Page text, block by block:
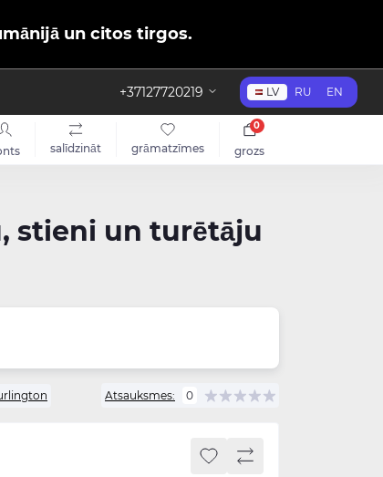
un citos tirgos.
+37127720219 LV RU EN
salīdzināt grāmatzīmes grozs
0
stieni un turētāju
Atsauksmes: 0